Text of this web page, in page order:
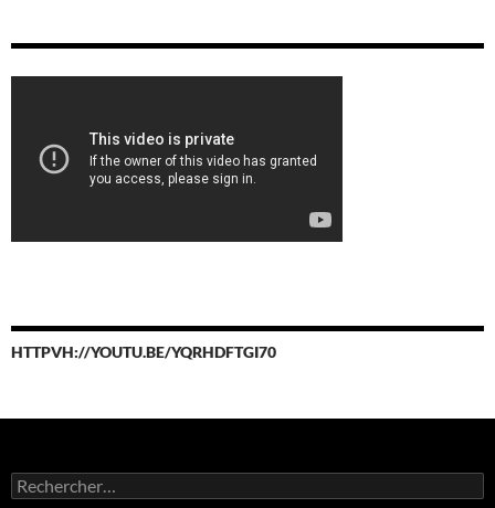
HTTPVH://YOUTU.BE/YQRHDFTGI70
Rechercher :